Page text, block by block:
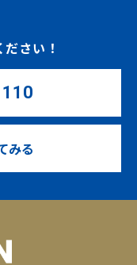
さい！
みる